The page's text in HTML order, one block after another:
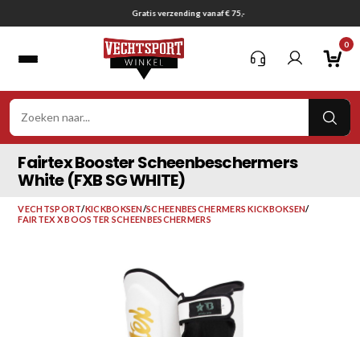
naar
Gratis verzending vanaf € 75,-
0
Fairtex Booster Scheenbeschermers
White (FXB SG WHITE)
VECHTSPORT/KICKBOKSEN/SCHEENBESCHERMERS KICKBOKSEN/
FAIRTEX X BOOSTER SCHEENBESCHERMERS